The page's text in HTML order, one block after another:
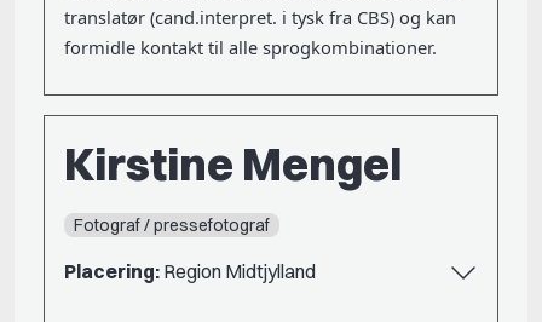
translatør (cand.interpret. i tysk fra CBS) og kan
formidle kontakt til alle sprogkombinationer.
Kirstine Mengel
Fotograf / pressefotograf
Placering: Region Midtjylland